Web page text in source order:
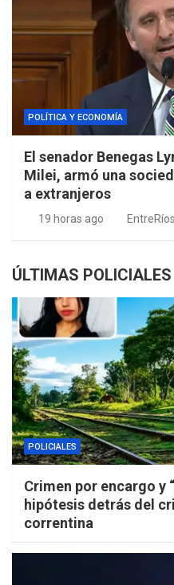
POLÍTICA Y ECONOMÍA
El senador Benegas
Milei, armó una
a extranjeros
19 horas ago
ÚLTIMAS POLICIALES
POLICIALES
Crimen por encargo y
hipótesis detrás del
correntina